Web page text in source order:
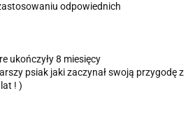
odpowiednich
ukończyły 8 miesięcy
psiak jaki zaczynał swoją przygodę z
! )